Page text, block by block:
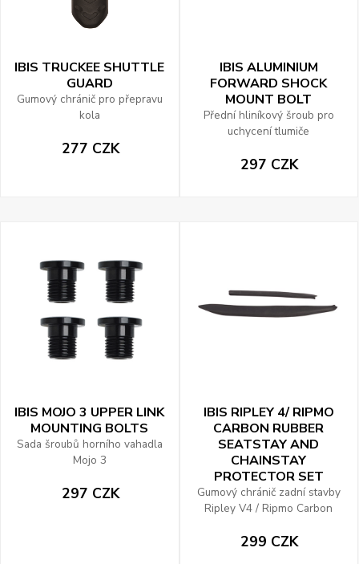
IBIS TRUCKEE SHUTTLE
GUARD
Gumový chránič pro přepravu
kola
277 CZK
IBIS ALUMINIUM
FORWARD SHOCK
MOUNT BOLT
Přední hliníkový šroub pro
uchycení tlumiče
297 CZK
IBIS MOJO 3 UPPER LINK
MOUNTING BOLTS
Sada šroubů horního vahadla
Mojo 3
297 CZK
IBIS RIPLEY 4/ RIPMO
CARBON RUBBER
SEATSTAY AND
CHAINSTAY
PROTECTOR SET
Gumový chránič zadní stavby
Ripley V4 / Ripmo Carbon
299 CZK